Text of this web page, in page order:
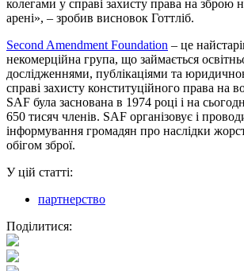
колегами у справі захисту права на зброю
арені», – зробив висновок Готтліб.
Second Amendment Foundation – це
некомерційна група, що займається
дослідженнями, публікаціями та
справі захисту конституційного права на
SAF була заснована в 1974 році і на
650 тисяч членів. SAF організовує і
інформування громадян про наслідки
обігом зброї.
У цій статті:
партнерство
Поділитися: